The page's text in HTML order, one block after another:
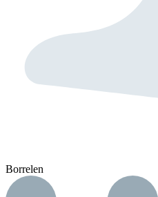
Borrelen